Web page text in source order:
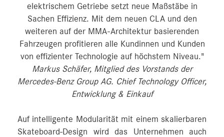
elektrischem Getriebe setzt neue Maßstäbe in
Sachen Effizienz. Mit dem neuen CLA und den
weiteren auf der MMA-Architektur basierenden
Fahrzeugen profitieren alle Kundinnen und Kunden
von effizienter Technologie auf höchstem Niveau."
Markus Schäfer, Mitglied des Vorstands der
Mercedes-Benz Group AG. Chief Technology Officer,
Entwicklung & Einkauf
Auf intelligente Modularität mit einem skalierbaren
Skateboard-Design wird das Unternehmen auch